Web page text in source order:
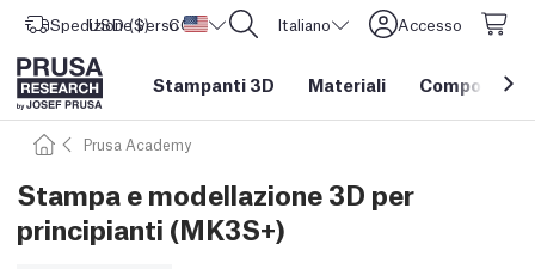
Spedizione verso Stati Uniti d'America
USD ($) CORE One L: Ora disponibile! Italiano Accesso
Stampanti 3D Materiali Componenti
Prusa Academy
Stampa e modellazione 3D per
principianti (MK3S+)